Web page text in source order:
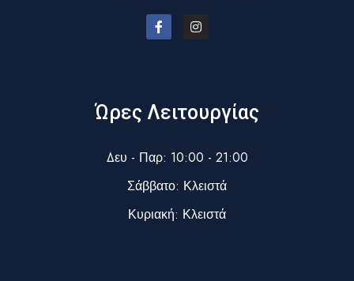
Ώρες Λειτουργίας
Δευ - Παρ: 10:00 - 21:00
Σάββατο: Κλειστά
Κυριακή: Κλειστά